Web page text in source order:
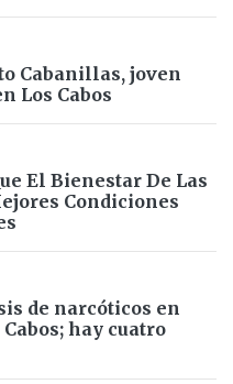
Cabanillas, joven
Los Cabos
El Bienestar De Las
Condiciones
de narcóticos en
hay cuatro